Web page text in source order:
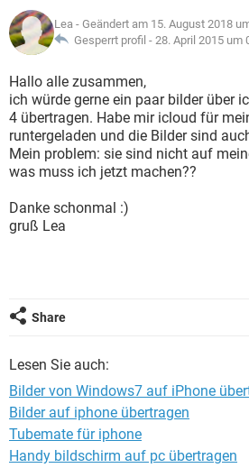
WHATSAPP
FACEBOOK
WINDOWS 10
WHATSAPP
FACEBOOK
SPIELE
ANDROID IOS
WHATSAPP
FACEBOOK
LEXIKON
SPIELE
ANDROID
WINDOWS 10
WHATSAPP TIKTOK
FACEBOOK
Lea - Geändert am 15. August 2018
Gesperrt profil - 28. April 2015 um
Hallo alle zusammen,
ich würde gerne ein paar bilder über
4 übertragen. Habe mir icloud für
runtergeladen und die Bilder sind
Mein problem: sie sind nicht auf
was muss ich jetzt machen??
Danke schonmal :)
gruß Lea
Share
Lesen Sie auch:
Bilder von Windows7 auf iPhone
Bilder auf iphone übertragen
Tubemate für iphone
Handy bildschirm auf pc übertragen